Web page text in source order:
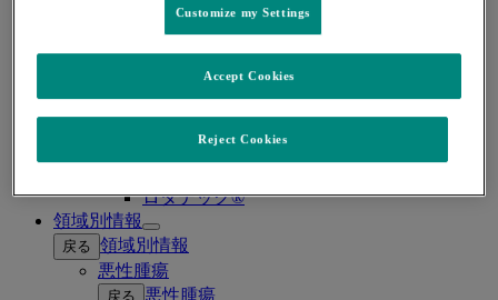
プレバイミス®同種造血幹細胞移植
プレバイミス®臓器移植
ヘプタバックス®-Ⅱ
ラゲブリオ®
リベルサス®
レカルブリオ®
ロタテック®
領域別情報
Open
submenu
戻る 領域別情報
悪性腫瘍
戻る
悪性腫瘍
Customize my Settings
Reject Cookies
Accept Cookies